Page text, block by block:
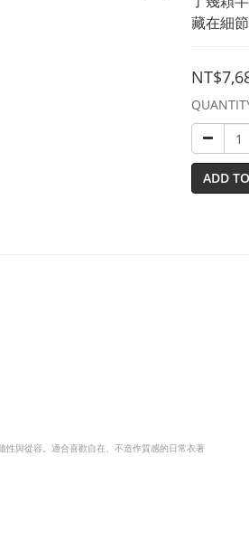
藏在細
ADD
與從容。適合喜歡自在、不造作質感的日常衣著